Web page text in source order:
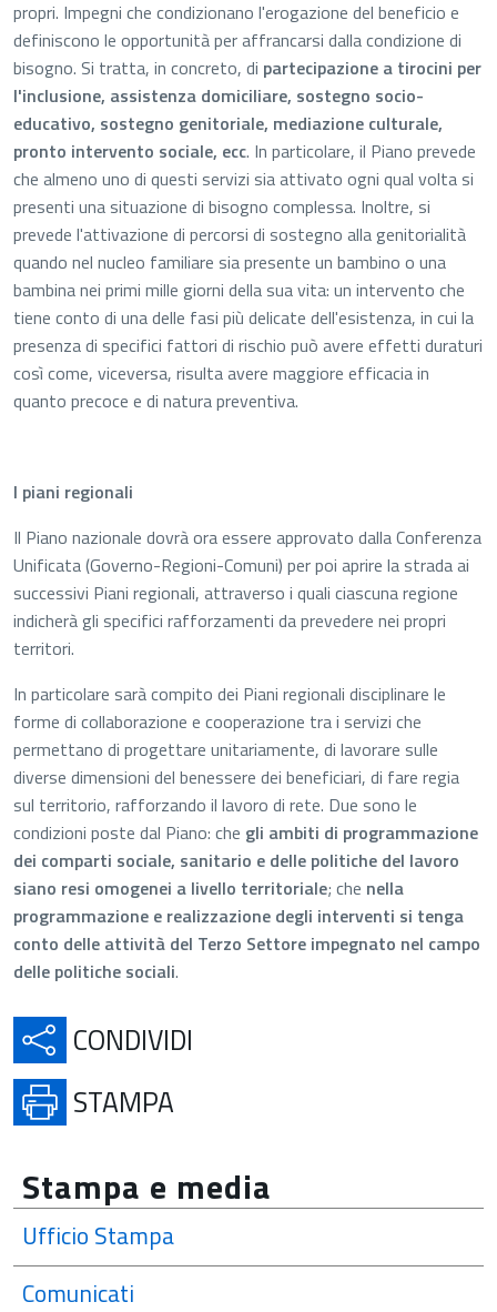
propri. Impegni che condizionano l'erogazione del beneficio e
definiscono le opportunità per affrancarsi dalla condizione di
bisogno. Si tratta, in concreto, di partecipazione a tirocini per
l'inclusione, assistenza domiciliare, sostegno socio-
educativo, sostegno genitoriale, mediazione culturale,
pronto intervento sociale, ecc. In particolare, il Piano prevede
che almeno uno di questi servizi sia attivato ogni qual volta si
presenti una situazione di bisogno complessa. Inoltre, si
prevede l'attivazione di percorsi di sostegno alla genitorialità
quando nel nucleo familiare sia presente un bambino o una
bambina nei primi mille giorni della sua vita: un intervento che
tiene conto di una delle fasi più delicate dell'esistenza, in cui la
presenza di specifici fattori di rischio può avere effetti duraturi
così come, viceversa, risulta avere maggiore efficacia in
quanto precoce e di natura preventiva.
I piani regionali
Il Piano nazionale dovrà ora essere approvato dalla Conferenza
Unificata (Governo-Regioni-Comuni) per poi aprire la strada ai
successivi Piani regionali, attraverso i quali ciascuna regione
indicherà gli specifici rafforzamenti da prevedere nei propri
territori.
In particolare sarà compito dei Piani regionali disciplinare le
forme di collaborazione e cooperazione tra i servizi che
permettano di progettare unitariamente, di lavorare sulle
diverse dimensioni del benessere dei beneficiari, di fare regia
sul territorio, rafforzando il lavoro di rete. Due sono le
condizioni poste dal Piano: che gli ambiti di programmazione
dei comparti sociale, sanitario e delle politiche del lavoro
siano resi omogenei a livello territoriale; che nella
programmazione e realizzazione degli interventi si tenga
conto delle attività del Terzo Settore impegnato nel campo
delle politiche sociali.
CONDIVIDI
STAMPA
Stampa e media
Ufficio Stampa
Comunicati